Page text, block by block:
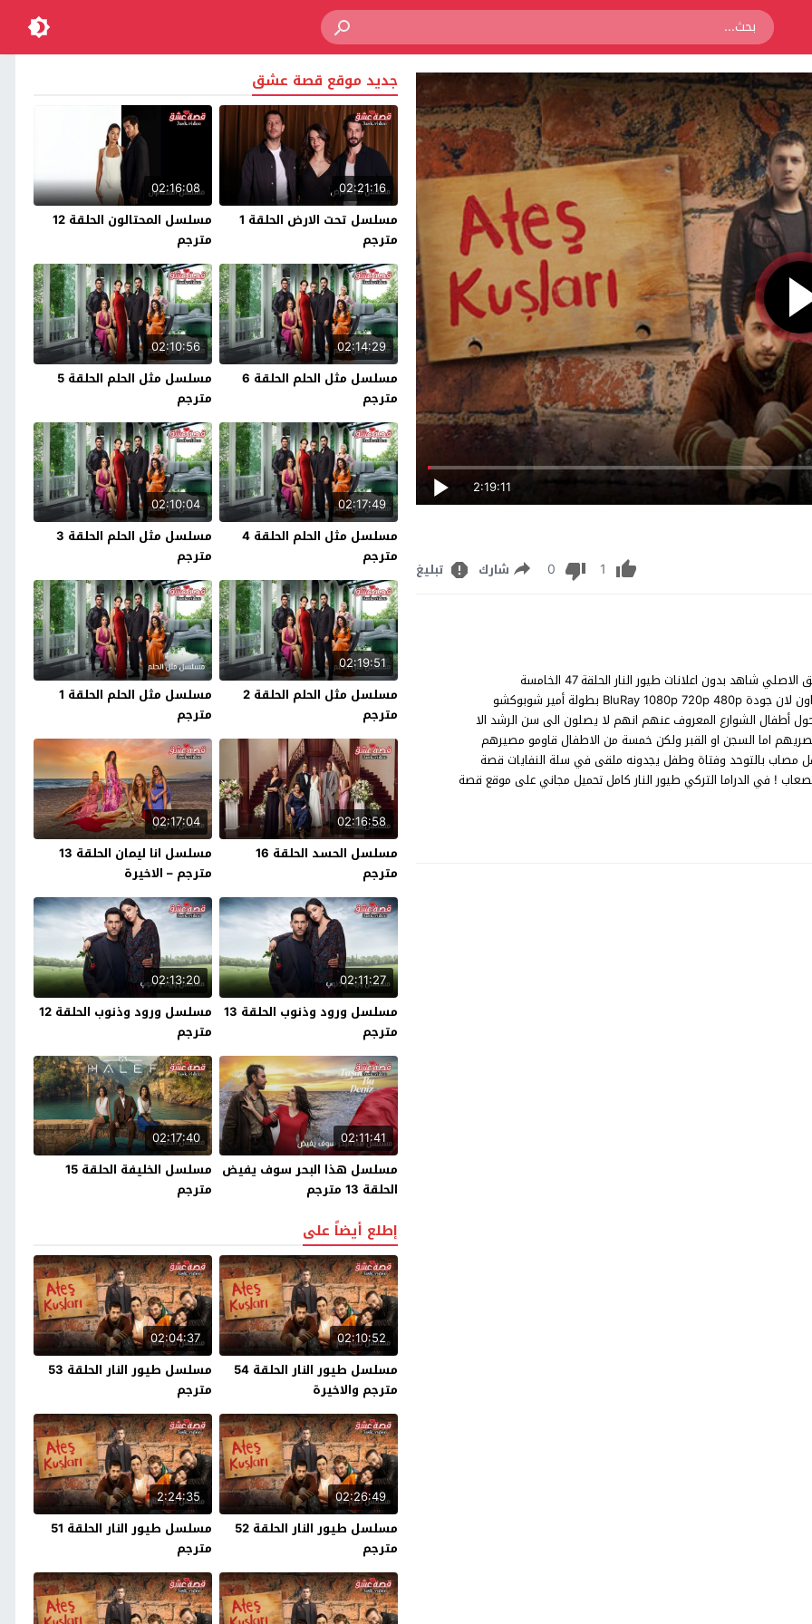
2:19:11
1
0 شارك تبليغ
مشاهدة مسلسل طيور النار الحلقة 47 مترجم للعربية FHD قصة عشق الاصلي شاهد بدون اعلانات طيور النار الحلقة 47 الخامسة
والعشرونAteş Kuşları episode 47 على قناة ATV مباشر يوتيوب اون لان جودة BluRay 1080p 720p 480p بطولة أمير شوبوكشو
أطفال الشوارع المعروف عنهم انهم لا يصلون الى سن الرشد الا
اما السجن او القبر ولكن خمسة من الاطفال قاومو مصيرهم
مصاب بالتوحد وفتاة وطفل يجدونه ملقى في سلة النفايات قصة
! في الدراما التركي طيور النار كامل تحميل مجاني على موقع قصة
جديد موقع قصة عشق
02:21:16
مسلسل تحت الارض الحلقة 1
مترجم
02:16:08
مسلسل المحتالون الحلقة 12
مترجم
02:14:29
مسلسل مثل الحلم الحلقة 6
مترجم
02:10:56
مسلسل مثل الحلم الحلقة 5
مترجم
02:17:49
مسلسل مثل الحلم الحلقة 4
مترجم
02:10:04
مسلسل مثل الحلم الحلقة 3
مترجم
02:19:51
مسلسل مثل الحلم الحلقة 2
مترجم
مسلسل مثل الحلم الحلقة 1
مترجم
02:16:58
مسلسل الحسد الحلقة 16
مترجم
02:17:04
مسلسل انا ليمان الحلقة 13
مترجم – الاخيرة
02:11:27
مسلسل ورود وذنوب الحلقة 13
مترجم
02:13:20
مسلسل ورود وذنوب الحلقة 12
مترجم
02:11:41
مسلسل هذا البحر سوف يفيض
الحلقة 13 مترجم
02:17:40
مسلسل الخليفة الحلقة 15
مترجم
إطلع أيضاً على
02:10:52
مسلسل طيور النار الحلقة 54
مترجم والاخيرة
02:04:37
مسلسل طيور النار الحلقة 53
مترجم
02:26:49
مسلسل طيور النار الحلقة 52
مترجم
2:24:35
مسلسل طيور النار الحلقة 51
مترجم